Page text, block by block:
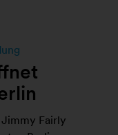
Fairly